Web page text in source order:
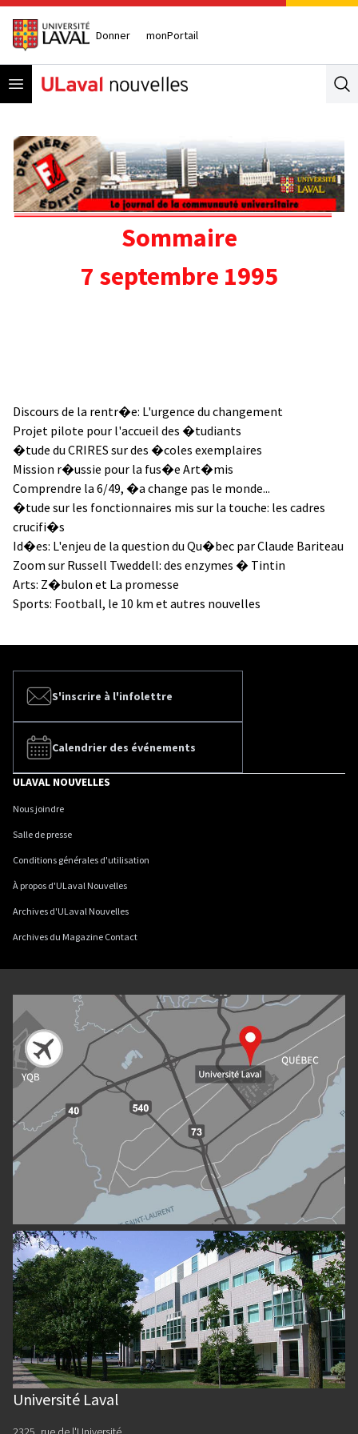
Donner monPortail
Open menu
Sommaire
7 septembre 1995
Discours de la rentr�e: L'urgence du changement
Projet pilote pour l'accueil des �tudiants
�tude du CRIRES sur des �coles exemplaires
Mission r�ussie pour la fus�e Art�mis
Comprendre la 6/49, �a change pas le monde...
�tude sur les fonctionnaires mis sur la touche: les cadres
crucifi�s
Id�es: L'enjeu de la question du Qu�bec par Claude Bariteau
Zoom sur Russell Tweddell: des enzymes � Tintin
Arts: Z�bulon et La promesse
Sports: Football, le 10 km et autres nouvelles
S'inscrire à l'infolettre
Calendrier des événements
ULAVAL NOUVELLES
Nous joindre
Salle de presse
Conditions générales d'utilisation
À propos d'ULaval Nouvelles
Archives d'ULaval Nouvelles
Archives du Magazine Contact
Université Laval